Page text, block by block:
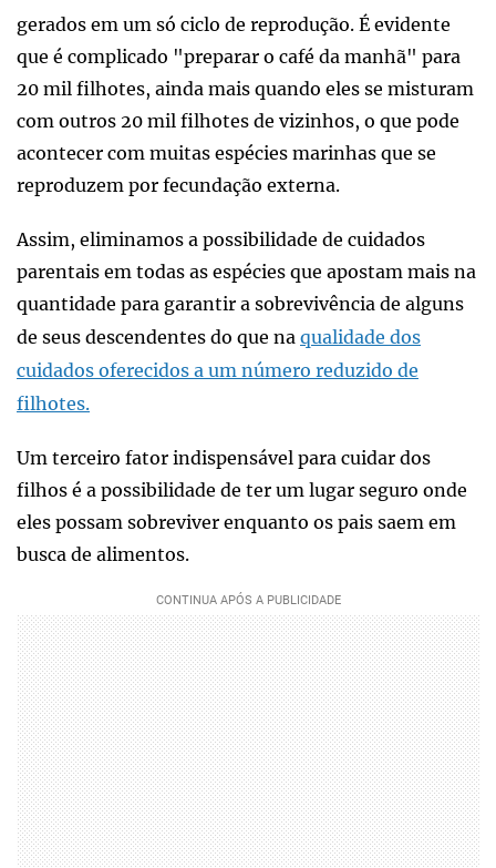
gerados em um só ciclo de reprodução. É evidente
que é complicado "preparar o café da manhã" para
20 mil filhotes, ainda mais quando eles se misturam
com outros 20 mil filhotes de vizinhos, o que pode
acontecer com muitas espécies marinhas que se
reproduzem por fecundação externa.
Assim, eliminamos a possibilidade de cuidados
parentais em todas as espécies que apostam mais na
quantidade para garantir a sobrevivência de alguns
de seus descendentes do que na qualidade dos
cuidados oferecidos a um número reduzido de
filhotes.
Um terceiro fator indispensável para cuidar dos
filhos é a possibilidade de ter um lugar seguro onde
eles possam sobreviver enquanto os pais saem em
busca de alimentos.